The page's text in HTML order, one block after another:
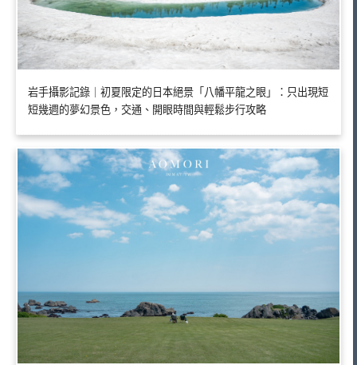
岩手攝影記錄｜初夏限定的日本絕景「八幡平龍之眼」：只出現短
短幾週的夢幻景色，交通、開眼時間與輕鬆步行攻略